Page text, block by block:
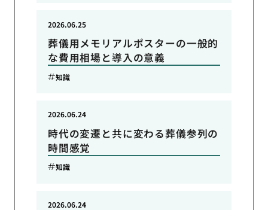
葬儀用メモリアルポスターの一般的
な費用相場と導入の意義
2026.06.25
知識
時代の変遷と共に変わる葬儀参列の
時間感覚
2026.06.24
知識
2026.06.24